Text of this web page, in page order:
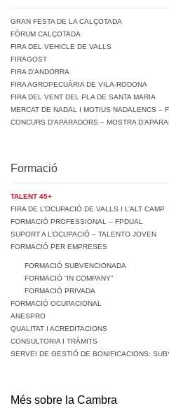
GRAN FESTA DE LA CALÇOTADA
FÒRUM CALÇOTADA
FIRA DEL VEHICLE DE VALLS
FIRAGOST
FIRA D’ANDORRA
FIRA AGROPECUÀRIA DE VILA-RODONA
FIRA DEL VENT DEL PLA DE SANTA MARIA
MERCAT DE NADAL I MOTIUS NADALENCS –
CONCURS D’APARADORS – MOSTRA
Formació
TALENT 45+
FIRA DE L’OCUPACIÓ DE VALLS I L’ALT CAMP
FORMACIÓ PROFESSIONAL – FPDUAL
SUPORT A L’OCUPACIÓ – TALENTO JOVEN
FORMACIÓ PER EMPRESES
FORMACIÓ SUBVENCIONADA
FORMACIÓ “IN COMPANY”
FORMACIÓ PRIVADA
FORMACIÓ OCUPACIONAL
ANESPRO
QUALITAT I ACREDITACIONS
CONSULTORIA I TRÀMITS
SERVEI DE GESTIÓ DE BONIFICACIONS:
Més sobre la Cambra